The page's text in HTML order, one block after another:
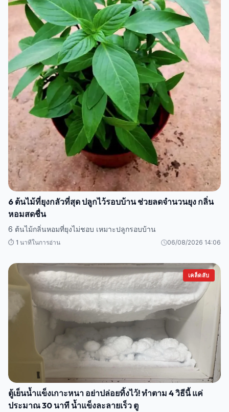
6 ต้นไม้ที่ยุงกลัวที่สุด ปลูกไว้รอบบ้าน ช่วยลดจำนวนยุง กลิ่น
หอมสดชื่น
6 ต้นไม้กลิ่นหอมที่ยุงไม่ชอบ เหมาะปลูกรอบบ้าน
⏱️ 1 นาทีในการอ่าน 06/08/2026 14:06
เคล็ดลับ
ตู้เย็นน้ำแข็งเกาะหนา อย่าปล่อยทิ้งไว้! ทำตาม 4 วิธีนี้ แค่
ประมาณ 30 นาที น้ำแข็งละลายเร็ว ตู